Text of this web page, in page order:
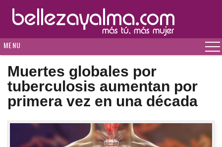
MENU
Muertes globales por
tuberculosis aumentan por
primera vez en una década